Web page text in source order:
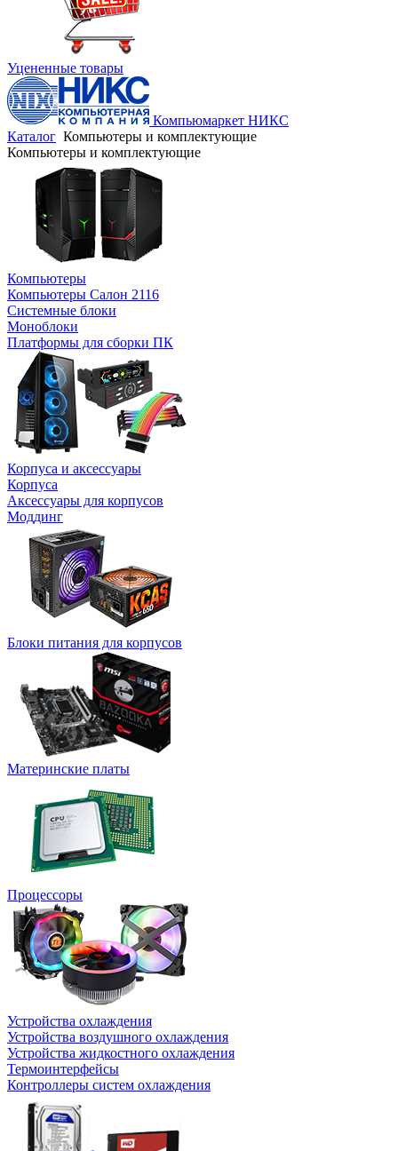
Уцененные товары
Компьюмаркет НИКС
Каталог Компьютеры и комплектующие
Компьютеры и комплектующие
Компьютеры
Компьютеры Салон 2116
Системные блоки
Моноблоки
Платформы для сборки ПК
Корпуса и аксессуары
Корпуса
Аксессуары для корпусов
Моддинг
Блоки питания для корпусов
Материнские платы
Процессоры
Устройства охлаждения
Устройства воздушного охлаждения
Устройства жидкостного охлаждения
Термоинтерфейсы
Контроллеры систем охлаждения